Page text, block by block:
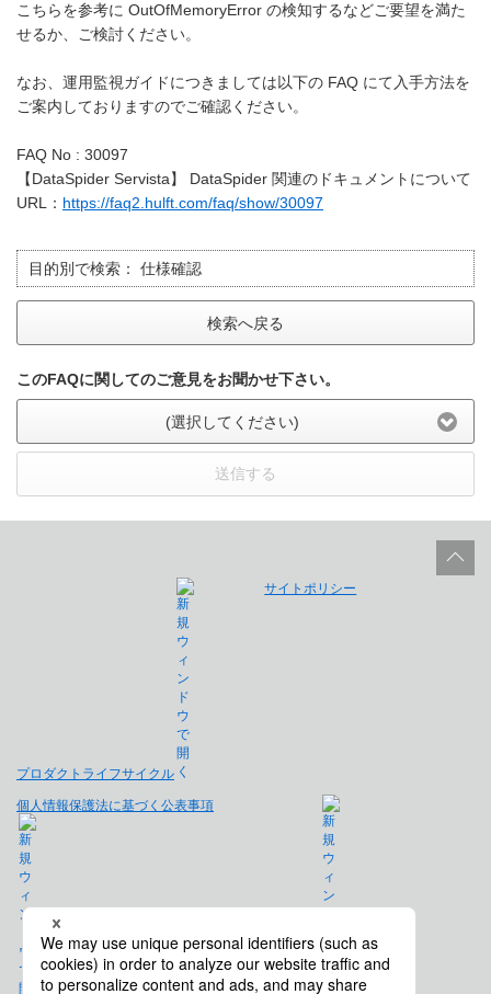
こちらを参考に OutOfMemoryError の検知するなどご要望を満た
せるか、ご検討ください。
なお、運用監視ガイドにつきましては以下の FAQ にて入手方法を
ご案内しておりますのでご確認ください。
FAQ No : 30097
【DataSpider Servista】 DataSpider 関連のドキュメントについて
URL： https://faq2.hulft.com/faq/show/30097
目的別で検索： 仕様確認
検索へ戻る
このFAQに関してのご意見をお聞かせ下さい。
(選択してください)
送信する
プロダクトライフサイクル
サイトポリシー
個人情報保護法に基づく公表事項
免責事項